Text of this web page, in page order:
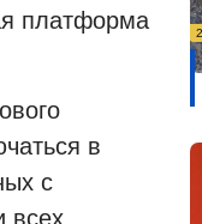
платформа
в
с
всех